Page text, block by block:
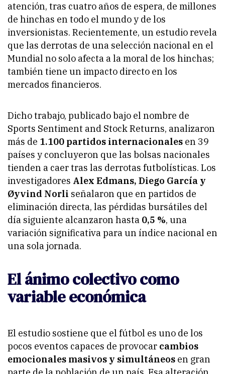
atención, tras cuatro años de espera, de millones
de hinchas en todo el mundo y de los
inversionistas. Recientemente, un estudio revela
que las derrotas de una selección nacional en el
Mundial no solo afecta a la moral de los hinchas;
también tiene un impacto directo en los
mercados financieros.
Dicho trabajo, publicado bajo el nombre de
Sports Sentiment and Stock Returns, analizaron
más de 1.100 partidos internacionales en 39
países y concluyeron que las bolsas nacionales
tienden a caer tras las derrotas futbolísticas. Los
investigadores Alex Edmans, Diego García y
Øyvind Norli señalaron que en partidos de
eliminación directa, las pérdidas bursátiles del
día siguiente alcanzaron hasta 0,5 %, una
variación significativa para un índice nacional en
una sola jornada.
El ánimo colectivo como
variable económica
El estudio sostiene que el fútbol es uno de los
pocos eventos capaces de provocar cambios
emocionales masivos y simultáneos en gran